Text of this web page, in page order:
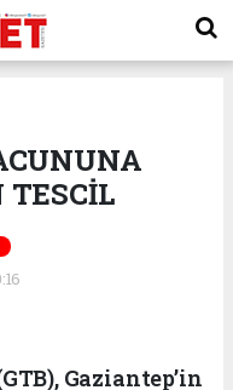
TESCİL
Gaziantep’in